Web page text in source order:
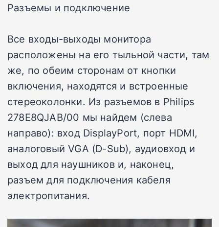
Разъемы и подключение
Все входы-выходы монитора
расположены на его тыльной части, там
же, по обеим сторонам от кнопки
включения, находятся и встроенные
стереоколонки. Из разъемов в Philips
278E8QJAB/00 мы найдем (слева
направо): вход DisplayPort, порт HDMI,
аналоговый VGA (D-Sub), аудиовход и
выход для наушников и, наконец,
разъем для подключения кабеля
электропитания.